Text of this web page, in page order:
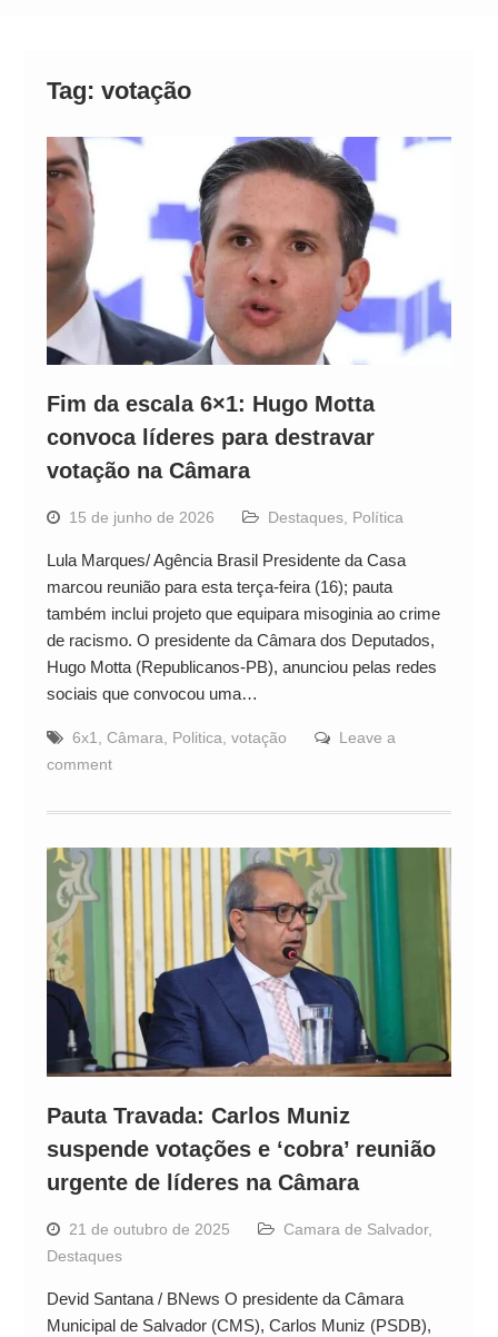
Tag: votação
Fim da escala 6×1: Hugo Motta
convoca líderes para destravar
votação na Câmara
15 de junho de 2026 Destaques, Política
Lula Marques/ Agência Brasil Presidente da Casa
marcou reunião para esta terça-feira (16); pauta
também inclui projeto que equipara misoginia ao crime
de racismo. O presidente da Câmara dos Deputados,
Hugo Motta (Republicanos-PB), anunciou pelas redes
sociais que convocou uma…
6x1, Câmara, Politica, votação
Leave a
comment
Pauta Travada: Carlos Muniz
suspende votações e ‘cobra’ reunião
urgente de líderes na Câmara
21 de outubro de 2025 Camara de Salvador,
Destaques
Devid Santana / BNews O presidente da Câmara
Municipal de Salvador (CMS), Carlos Muniz (PSDB),